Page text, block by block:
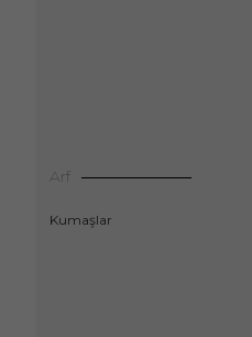
Arf
Kumaşlar